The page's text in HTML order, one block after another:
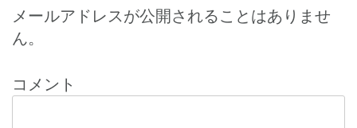
ナ
ビ
ゲ
メールアドレスが公開されることはありませ
ん。
コメント